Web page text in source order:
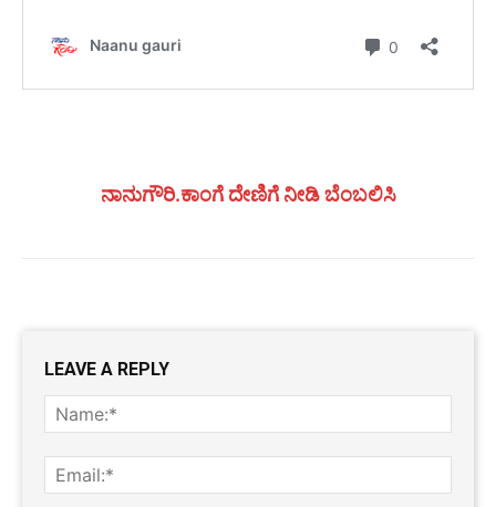
ನಾನುಗೌರಿ.ಕಾಂಗೆ ದೇಣಿಗೆ ನೀಡಿ ಬೆಂಬಲಿಸಿ
LEAVE A REPLY